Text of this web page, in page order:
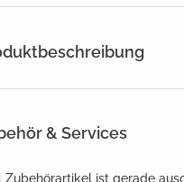
& Services
Zubehörartikel ist gerade